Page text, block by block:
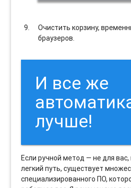
Очистить корзину,
браузеров.
И все же
лучше!
Если ручной метод — не для вас,
легкий путь, существует
специализированного ПО,